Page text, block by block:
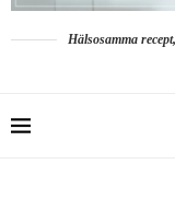
Hälsosamma